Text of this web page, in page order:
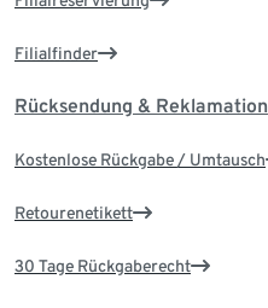
Filialfinder
Rücksendung & Reklamation
Kostenlose Rückgabe / Umtausch
Retourenetikett
30 Tage Rückgaberecht